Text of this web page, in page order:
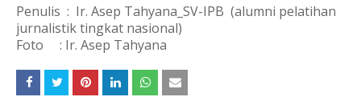
Penulis : Ir. Asep Tahyana_SV-IPB (alumni pelatihan
jurnalistik tingkat nasional)
Foto : Ir. Asep Tahyana